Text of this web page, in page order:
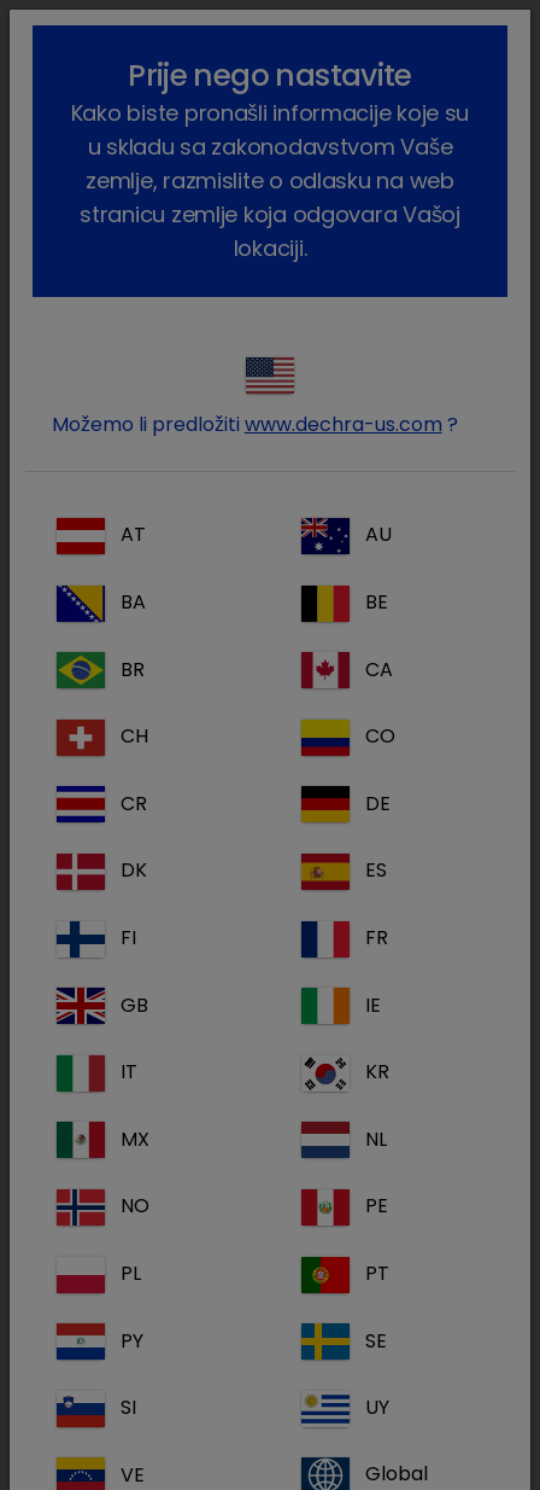
lock_outline search menu
Proizvodi
Nutritivni
Nutritivni
(8 proizvodi)
Vrsta proizvoda
Dodatak prehrani
Terapijsko područje
Sve
Interna medicina
Metabolički proizvodi
Vrsta proizvoda / Dodatak prehrani
Acimiks F plus
Becekasel
Prije nego nastavite
Kako biste pronašli informacije koje su
u skladu sa zakonodavstvom Vaše
zemlje, razmislite o odlasku na web
stranicu zemlje koja odgovara Vašoj
lokaciji.
Možemo li predložiti www.dechra-us.com ?
AT AU
BA BE
BR CA
CH CO
CR DE
DK ES
FI FR
GB IE
IT KR
MX NL
NO PE
PL PT
PY SE
SI UY
VE Global